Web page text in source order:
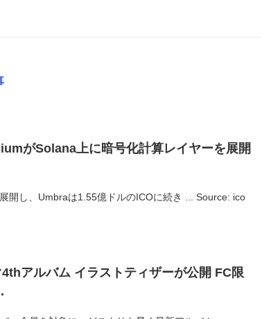
がSolana上に暗号化計算レイヤーを展開
開し、Umbraは1.55億ドルのICOに続き ... Source: ico
アルバム イラストティザーが公開 FC限